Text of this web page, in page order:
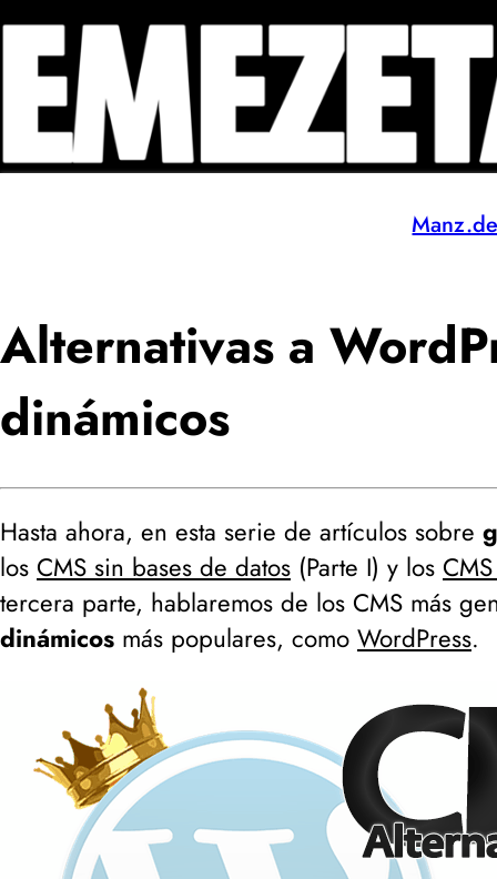
Alternativas a
dinámicos
Hasta ahora, en esta serie de artículos sobre
los CMS sin bases de datos (Parte I) y los
tercera parte, hablaremos de los CMS más
dinámicos más populares, como WordPress.